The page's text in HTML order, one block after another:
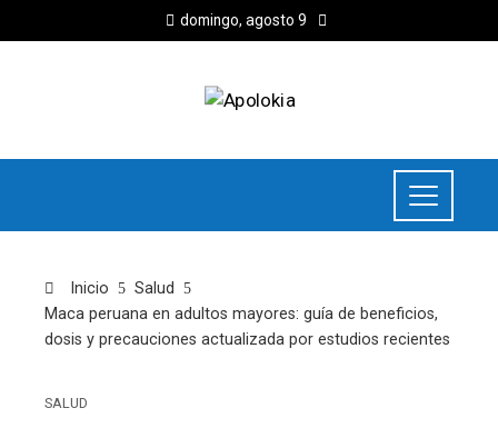
domingo, agosto 9
Inicio
Salud
Maca peruana en adultos mayores: guía de beneficios,
dosis y precauciones actualizada por estudios recientes
SALUD